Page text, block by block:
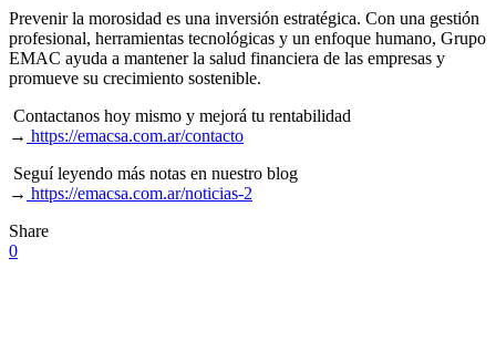
Prevenir la morosidad es una inversión estratégica. Con una gestión
profesional, herramientas tecnológicas y un enfoque humano, Grupo
EMAC ayuda a mantener la salud financiera de las empresas y
promueve su crecimiento sostenible.
Contactanos hoy mismo y mejorá tu rentabilidad
→ https://emacsa.com.ar/contacto
Seguí leyendo más notas en nuestro blog
→ https://emacsa.com.ar/noticias-2
Share
0